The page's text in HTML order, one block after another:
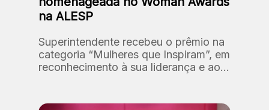
na ALESP
Superintendente recebeu o prêmio na
categoria “Mulheres que Inspiram”, em
reconhecimento à sua liderança e ao